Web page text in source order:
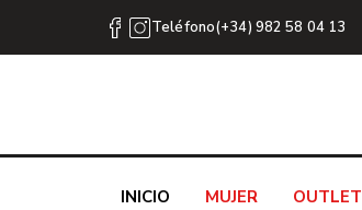
Teléfono(+34) 982 58 04 13
INICIO MUJER OUTLET